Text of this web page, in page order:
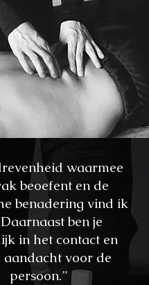
waarmee
beoefent en de
benadering vind ik
ben je
in het contact en
aandacht voor de
persoon.”